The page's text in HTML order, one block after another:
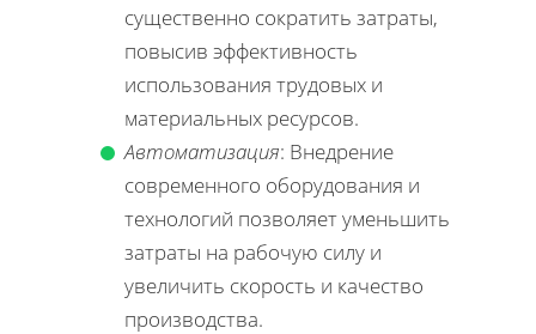
существенно сократить затраты,
повысив эффективность
использования трудовых и
материальных ресурсов.
Автоматизация: Внедрение
современного оборудования и
технологий позволяет уменьшить
затраты на рабочую силу и
увеличить скорость и качество
производства.